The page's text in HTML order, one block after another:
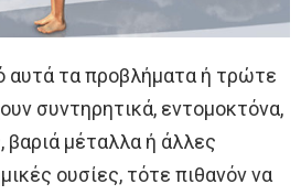
αυτά τα προβλήματα ή τρώτε
συντηρητικά, εντομοκτόνα,
βαριά μέταλλα ή άλλες
ουσίες, τότε πιθανόν να